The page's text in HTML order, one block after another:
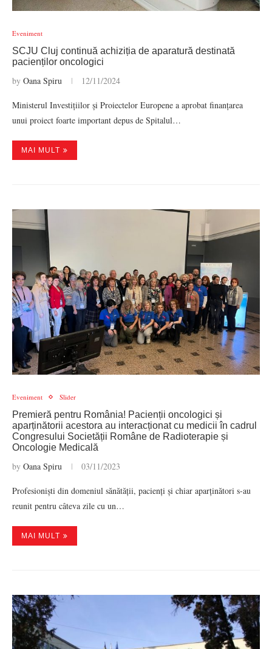
Eveniment
SCJU Cluj continuă achiziția de aparatură destinată
pacienților oncologici
by Oana Spiru 12/11/2024
Ministerul Investițiilor și Proiectelor Europene a aprobat finanțarea
unui proiect foarte important depus de Spitalul…
MAI MULT
Eveniment Slider
Premieră pentru România! Pacienții oncologici și
aparținătorii acestora au interacționat cu medicii în cadrul
Congresului Societății Române de Radioterapie și
Oncologie Medicală
by Oana Spiru 03/11/2023
Profesioniști din domeniul sănătății, pacienți și chiar aparținători s-au
reunit pentru câteva zile cu un…
MAI MULT